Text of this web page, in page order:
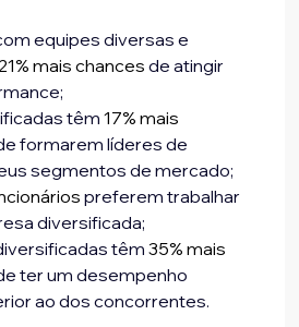
equipes diversas e
21% mais chances de atingir
têm 17% mais
formarem líderes de
segmentos de mercado;
preferem trabalhar
diversificada;
têm 35% mais
ter um desempenho
ao dos concorrentes.